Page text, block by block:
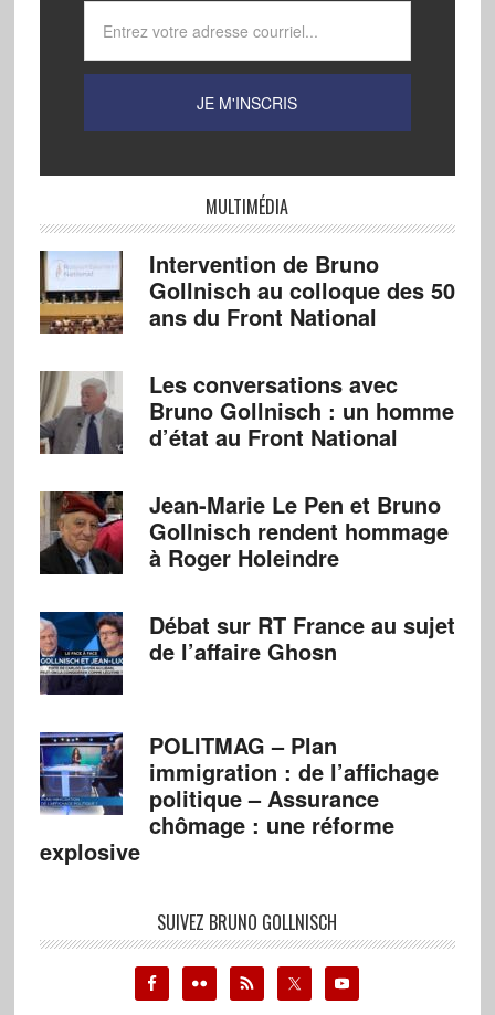
MULTIMÉDIA
Intervention de Bruno
Gollnisch au colloque des 50
ans du Front National
Les conversations avec
Bruno Gollnisch : un homme
d’état au Front National
Jean-Marie Le Pen et Bruno
Gollnisch rendent hommage
à Roger Holeindre
Débat sur RT France au sujet
de l’affaire Ghosn
POLITMAG – Plan
immigration : de l’affichage
politique – Assurance
chômage : une réforme
explosive
SUIVEZ BRUNO GOLLNISCH